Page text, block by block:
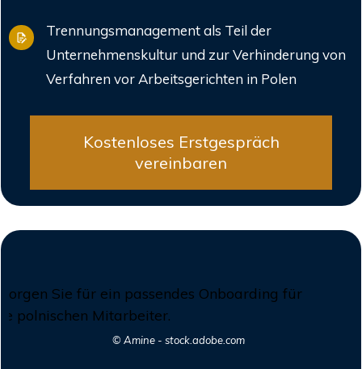
Trennungsmanagement als Teil der
Unternehmenskultur und zur Verhinderung von
Verfahren vor Arbeitsgerichten in Polen
Kostenloses Erstgespräch
vereinbaren
© Amine - stock.adobe.com